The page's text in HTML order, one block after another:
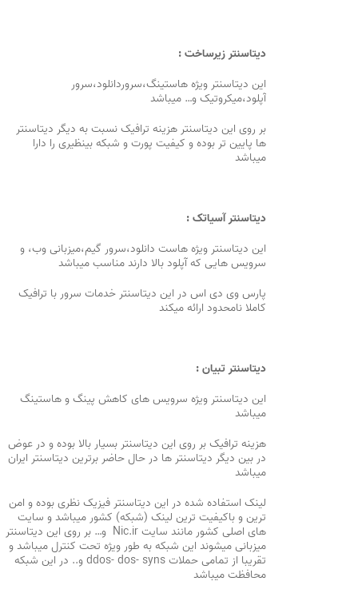
دیتاسنتر زیرساخت :
این دیتاسنتر ویژه هاستینگ،سروردانلود،سرور
آپلود،میکروتیک و… میباشد
بر روی این دیتاسنتر هزینه ترافیک نسبت به دیگر دیتاسنتر
ها پایین تر بوده و کیفیت پورت و شبکه بینظیری را دارا
میباشد
دیتاسنتر آسیاتک :
این دیتاسنتر ویژه هاست دانلود،سرور گیم،میزبانی وب، و
سرویس هایی که آپلود بالا دارند مناسب میباشد
پارس وی دی اس در این دیتاسنتر خدمات سرور با ترافیک
کاملا نامحدود ارائه میکند
دیتاسنتر تبیان :
این دیتاسنتر ویژه سرویس های کاهش پینگ و هاستینگ
میباشد
هزینه ترافیک بر روی این دیتاسنتر بسیار بالا بوده و در عوض
در بین دیگر دیتاسنتر ها در حال حاضر برترین دیتاسنتر ایران
میباشد
لینک استفاده شده در این دیتاسنتر فیزیک نظری بوده و امن
ترین و باکیفیت ترین لینک (شبکه) کشور میباشد و سایت
های اصلی کشور مانند سایت Nic.ir و… بر روی این دیتاسنتر
میزبانی میشوند این شبکه به طور ویژه تحت کنترل میباشد و
تقریبا از تمامی حملات ddos- dos- syns و.. در این شبکه
محافظت میباشد